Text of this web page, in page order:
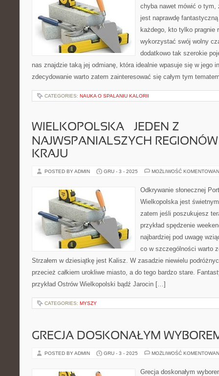
chyba nawet mówić o tym,
jest naprawdę
każdego, kto tylko pragnie
wykorzystać swój wolny
dodatkowo tak szerokie
nas znajdzie taką jej odmianę, która idealnie wpasuje się w jego
zdecydowanie warto zatem zainteresować się całym tym
CATEGORIES: NAUKA O SPALANIU KALORII
WIELKOPOLSKA – JEDEN Z
NAJWSPANIALSZYCH
KRAJU
POSTED BY ADMIN GRU - 3 - 2025 MOŻLIWOŚĆ
Odkrywanie słonecznej
Wielkopolska jest
zatem jeśli poszukujesz
przykład spędzenie
najbardziej pod uwagę
co w szczególności warto
Strzałem w dziesiątkę jest Kalisz. W zasadzie niewielu
przecież całkiem urokliwe miasto, a do tego bardzo stare.
przykład Ostrów Wielkopolski bądź Jarocin […]
CATEGORIES: MYSZY
GRECJA DOSKONAŁYM
POSTED BY ADMIN GRU - 3 - 2025 MOŻLIWOŚĆ
Grecja doskonałym